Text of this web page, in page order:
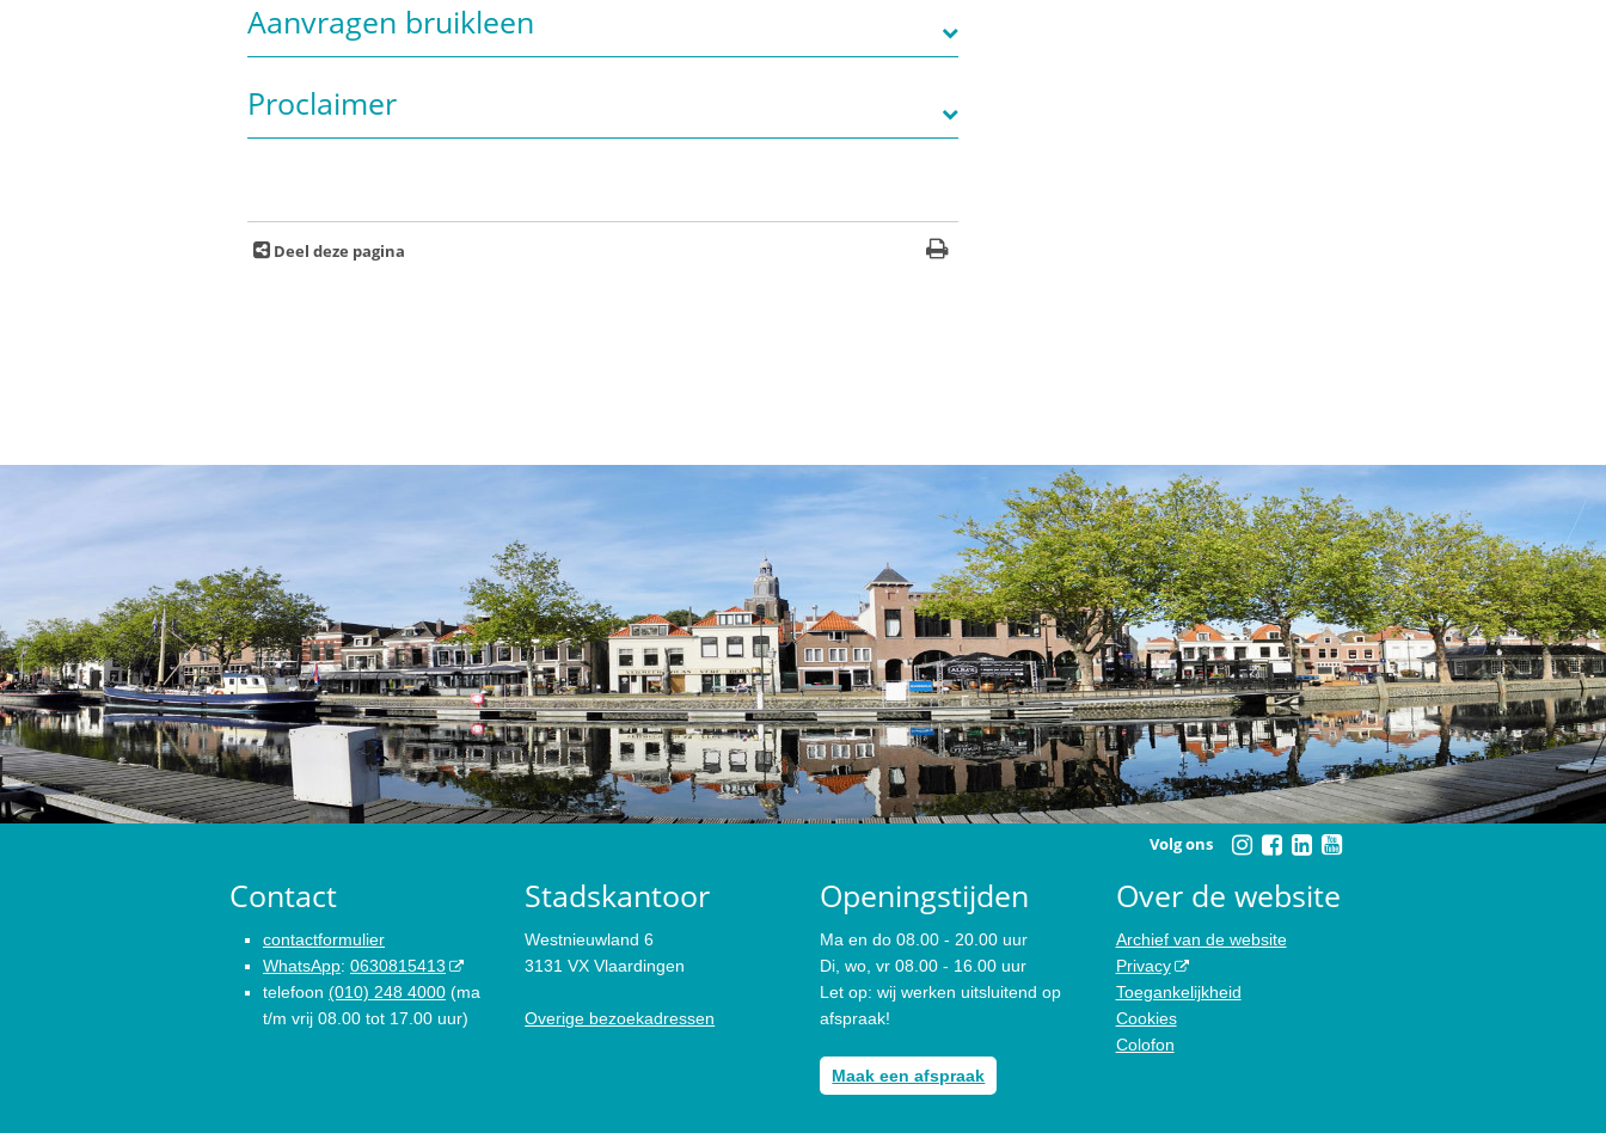
Aanvragen bruikleen
Proclaimer
Deel deze pagina
Volg ons
Contact
contactformulier
WhatsApp: 0630815413
telefoon (010) 248 4000 (ma
t/m vrij 08.00 tot 17.00 uur)
Stadskantoor
Westnieuwland 6
3131 VX Vlaardingen
Overige bezoekadressen
Openingstijden
Ma en do 08.00 - 20.00 uur
Di, wo, vr 08.00 - 16.00 uur
Let op: wij werken uitsluitend op
afspraak!
Maak een afspraak
Over de website
Archief van de website
Privacy
Toegankelijkheid
Cookies
Colofon